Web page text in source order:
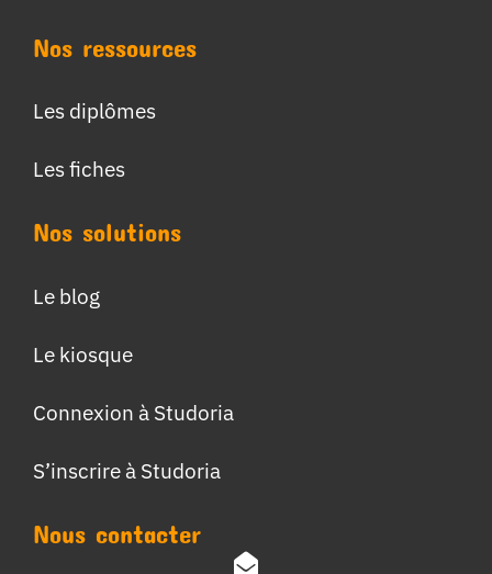
Nos ressources
Les diplômes
Les fiches
Nos solutions
Le blog
Le kiosque
Connexion à Studoria
S’inscrire à Studoria
Nous contacter